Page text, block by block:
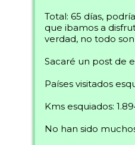
Total: 65 días,
que ibamos a
verdad, no todo
Sacaré un post de
Países visitados
Kms esquiados:
No han sido